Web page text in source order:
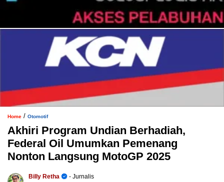
Home / Otomotif
Akhiri Program Undian Berhadiah,
Federal Oil Umumkan Pemenang
Nonton Langsung MotoGP 2025
Billy Retha
- Jurnalis